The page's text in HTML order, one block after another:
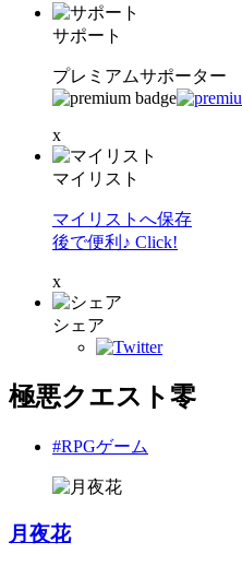
サポート
プレミアムサポーター
x
マイリスト
マイリストへ保存
後で便利♪ Click!
x
シェア
極悪クエスト零
#RPGゲーム
月夜花